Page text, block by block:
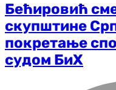
Бећировић
скупштине
покретање
судом БиХ